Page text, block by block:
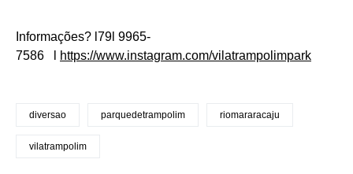
Informações? l79l 9965-
7586 l
https://www.instagram.com/vilatrampolimpark
diversao parquedetrampolim riomararacaju
vilatrampolim